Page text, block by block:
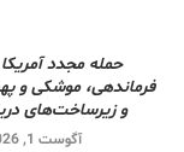
حمله مجدد آمریکا
فرماندهی، موشکی و
و زیرساخت‌های
آگوست 1, 2026